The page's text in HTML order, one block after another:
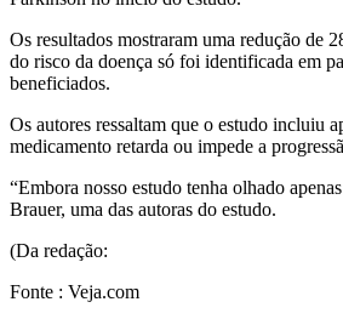
Os resultados mostraram uma redução de
do risco da doença só foi identificada em
beneficiados.
Os autores ressaltam que o estudo incluiu
medicamento retarda ou impede a
“Embora nosso estudo tenha olhado
Brauer, uma das autoras do estudo.
(Da redação:
Fonte : Veja.com